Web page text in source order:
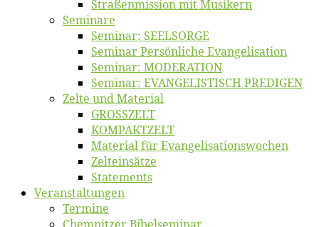
Straßenmis­sion mit Musikern
Se­mi­na­re
Se­mi­nar: SEELSORGE
Se­mi­nar Per­sön­li­che Evangelisation
Se­mi­nar: MODERATION
Se­mi­nar: EVANGELISTISCH PREDIGEN
Zel­te und Material
GROSSZELT
KOMPAKTZELT
Ma­te­ri­al für Evangelisationswochen
Zelt­ein­sät­ze
State­ments
Ver­an­stal­tun­gen
Ter­mi­ne